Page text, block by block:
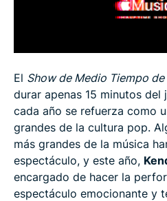
Cómo ver el show de la
Por qué necesita
streaming
¿De qué trata el show de
Super Bowl?
El Show de Medio Tiempo
durar apenas 15 minutos
cada año se refuerza como
grandes de la cultura pop.
más grandes de la música
espectáculo, y este año,
encargado de hacer la
espectáculo emocionante y